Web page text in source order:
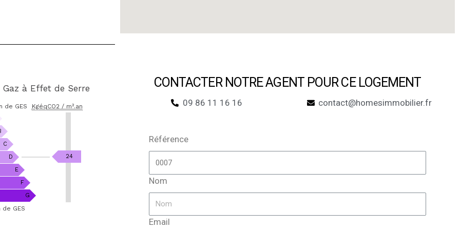
Gaz à Effet de Serre
de GES KgéqCO2 / m².an
C
D
E
F
G
24KgéqCO2
GES
CONTACTER NOTRE AGENT POUR CE LOGEMENT​
09 86 11 16 16 contact@homesimmobilier.fr
Référence
Nom
Email